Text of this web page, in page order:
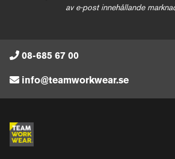
av e-post innehållande
08-685 67 00
info@teamworkwear.se